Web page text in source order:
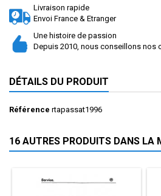
Livraison rapide
Envoi France & Etranger
Une histoire de passion
Depuis 2010, nous conseillons nos
DÉTAILS DU PRODUIT
Référence rtapassat1996
16 AUTRES PRODUITS DANS LA